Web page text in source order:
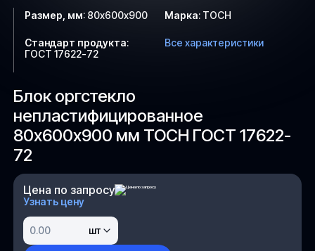
Блок оргстекло
непластифицированное
80х600х900 мм ТОСН ГОСТ 17622-
72
Цена по запросу
Узнать цену
шт
Размер, мм: 80х600х900 Марка: ТОСН
Стандарт продукта:
ГОСТ 17622-72
Все характеристики